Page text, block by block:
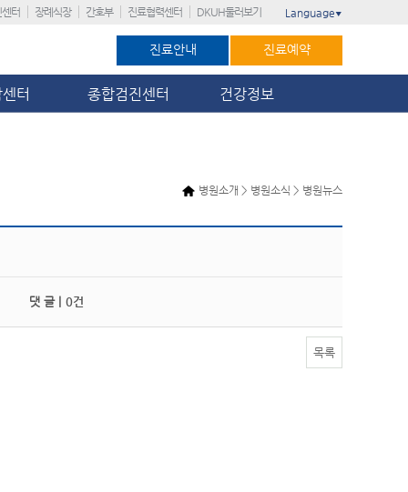
터 장례식장 간호부 진료협력센터 DKUH둘러보기 Language ▼
진료안내 진료예약
터 종합검진센터 건강정보
병원소개 > 병원소식 > 병원뉴스
댓 글 | 0건
목록